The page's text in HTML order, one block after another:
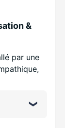
&
par une